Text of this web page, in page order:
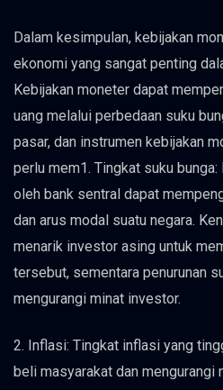
Dalam kesimpulan, kebijakan
ekonomi yang sangat penting
Kebijakan moneter dapat
uang melalui perbedaan suku
pasar, dan instrumen kebijakan
perlu mem1. Tingkat suku
oleh bank sentral dapat
dan arus modal suatu negara.
menarik investor asing untuk
tersebut, sementara penurunan
mengurangi minat investor.
2. Inflasi: Tingkat inflasi yang
beli masyarakat dan mengurangi